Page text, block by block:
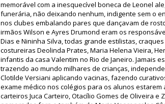
memorável com a inesquecível boneca de Leonel
funerária, não deixando nenhum, indigente sem o
nos clubes embalando pares que dançavam de
irmãos Wilson e Ayres Drumond eram os
Dias e Nininha Silva, todas grande estilistas,
costureiras Deolinda Prates, Maria Helena Vieira,
infantis da casa Valentim no Rio de Janeiro. Jamais
trazendo ao mundo milhares de crianças,
Clotilde Versiani aplicando vacinas, fazendo
exame médico nos colégios para os alunos
carteiros Juca Carteiro, Otacílio Gomes de Oliveira